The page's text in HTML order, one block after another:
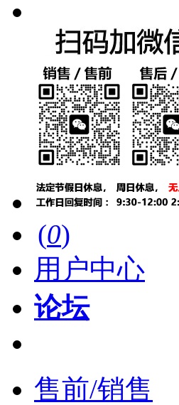
(0)
用户中心
论坛
售前/销售